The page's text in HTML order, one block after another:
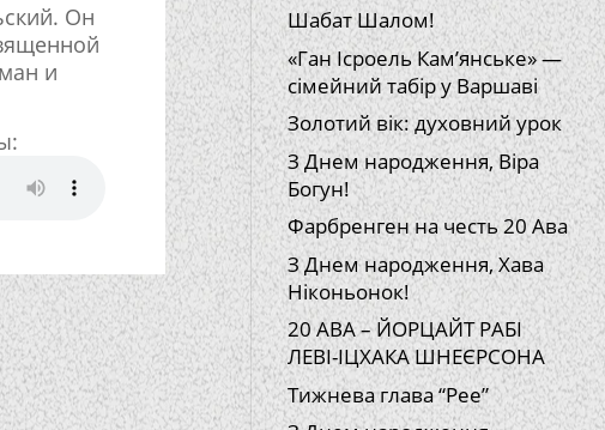
Он
и
Шабат Шалом!
«Ган Ісроель Кам’янське» —
сімейний табір у Варшаві
Золотий вік: духовний урок
З Днем народження, Віра
Богун!
Фарбренген на честь 20 Ава
З Днем народження, Хава
Ніконьонок!
20 АВА – ЙОРЦАЙТ РАБІ
ЛЕВІ-ІЦХАКА ШНЕЄРСОНА
Тижнева глава “Рее”